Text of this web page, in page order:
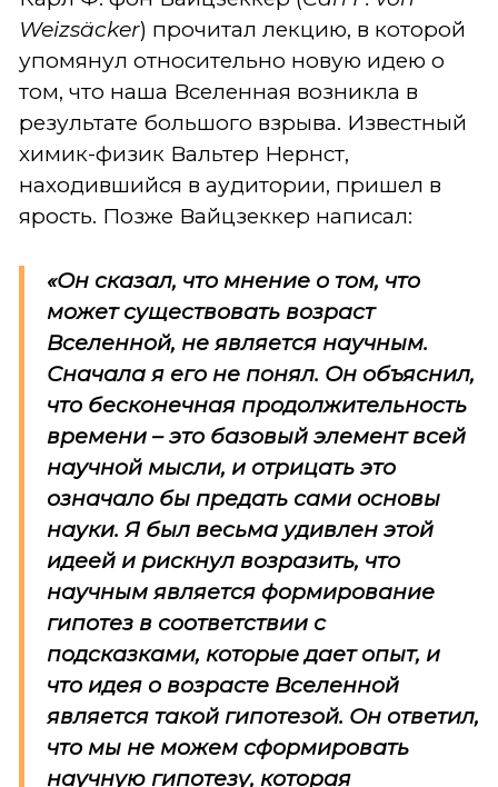
Weizsäcker) прочитал лекцию, в которой
упомянул относительно новую идею о
том, что наша Вселенная возникла в
результате большого взрыва. Известный
химик-физик Вальтер Нернст,
находившийся в аудитории, пришел в
ярость. Позже Вайцзеккер написал:
«Он сказал, что мнение о том, что
может существовать возраст
Вселенной, не является научным.
Сначала я его не понял. Он объяснил,
что бесконечная продолжительность
времени – это базовый элемент всей
научной мысли, и отрицать это
означало бы предать сами основы
науки. Я был весьма удивлен этой
идеей и рискнул возразить, что
научным является формирование
гипотез в соответствии с
подсказками, которые дает опыт, и
что идея о возрасте Вселенной
является такой гипотезой. Он ответил,
что мы не можем сформировать
научную гипотезу, которая